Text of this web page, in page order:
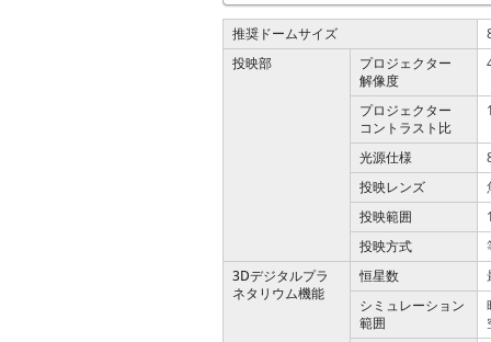
推奨ドームサイズ
投映部
プロジェクター
解像度
プロジェクター
コントラスト比
光源仕様
投映レンズ
投映範囲
投映方式
3Dデジタルプラ
ネタリウム機能
恒星数
シミュレーション
範囲